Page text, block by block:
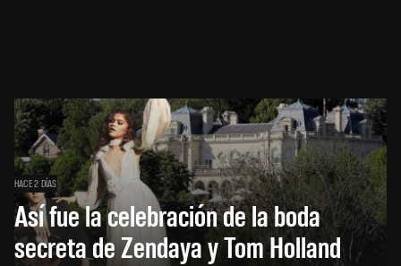
HACE 2 DÍAS
Así fue la celebración de la boda
secreta de Zendaya y Tom Holland